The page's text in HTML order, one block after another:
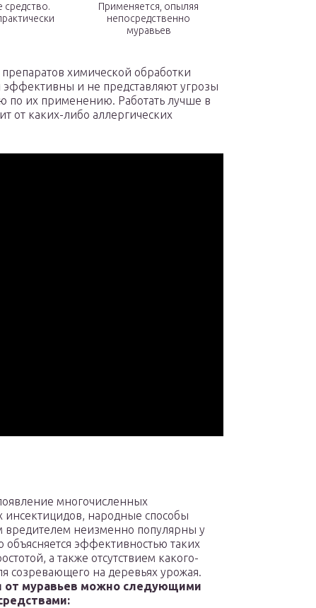
Применяется, опыляя
непосредственно
муравьев
химической обработки
и не представляют угрозы
по их применению. Работать лучше в
от каких-либо аллергических
многочисленных
народные способы
вредителем неизменно популярны у
объясняется эффективностью таких
а также отсутствием какого-
созревающего на деревьях урожая.
от муравьев можно следующими